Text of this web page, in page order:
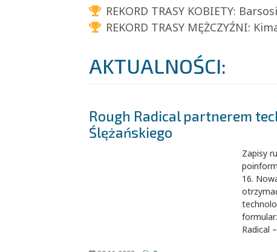
REKORD TRASY KOBIETY:
REKORD TRASY MĘŻCZYŹNI:
AKTUALNOŚCI:
Rough Radical partnerem
Ślężańskiego
Zapisy
16.
Radical